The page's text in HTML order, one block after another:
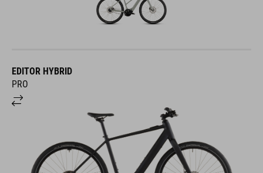
EDITOR HYBRID
PRO